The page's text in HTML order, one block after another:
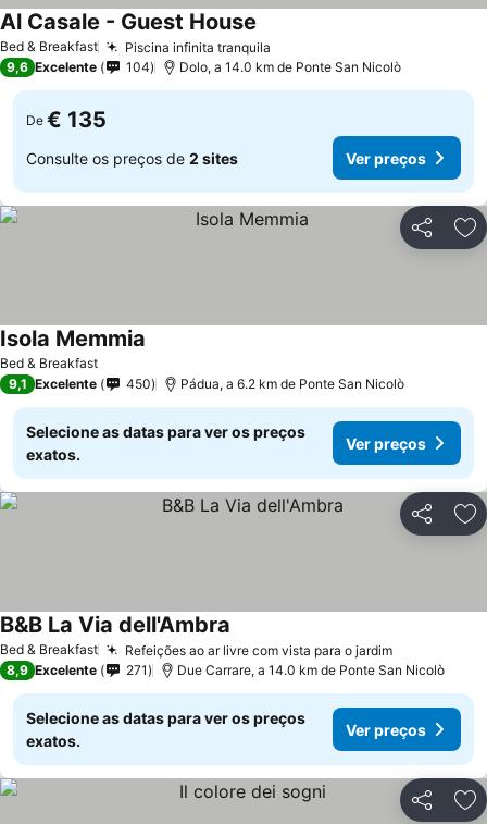
Bed & Breakfast Piscina infinita tranquila
Al Casale - Guest House
9,6 Excelente 104 Dolo, a 14.0 km de Ponte San Nicolò
De € 135
Consulte os preços de 2 sites Ver preços
Partilhar
Bed & Breakfast
Isola Memmia
9,1 Excelente 450 Pádua, a 6.2 km de Ponte San Nicolò
Selecione as datas para ver os preços
exatos.
Ver preços
Partilhar
Bed & Breakfast Refeições ao ar livre com vista para o jardim
B&B La Via dell'Ambra
8,9 Excelente 271 Due Carrare, a 14.0 km de Ponte San Nicolò
Selecione as datas para ver os preços
exatos.
Ver preços
Partilhar